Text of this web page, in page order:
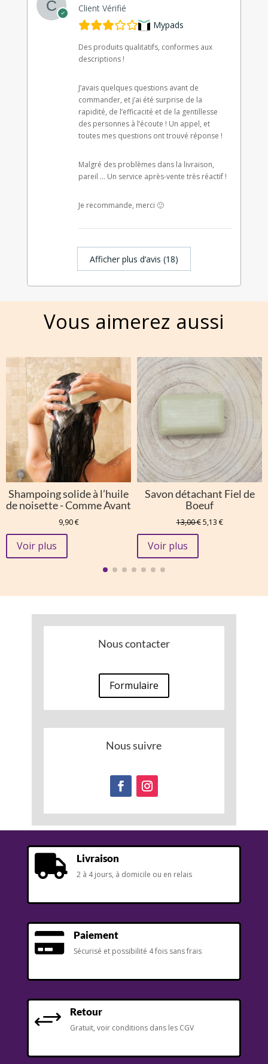
Client Vérifié
Mypads
Des produits qualitatifs, conformes aux
descriptions !
J’avais quelques questions avant de
commander, et j’ai été surprise de la
rapidité, de l’efficacité et de la gentillesse
des personnes à l’écoute ! Un appel, et
toutes mes questions ont trouvé réponse !
Malgré des problèmes dans la livraison,
pareil … Un service après-vente très réactif !
Je recommande, merci 🙂
Afficher plus d‘avis (18)
Vous aimerez aussi
Shampoing solide à l’huile
de noisette - Comme Avant
9,90€
Voir plus
Savon détachant Fiel de
Boeuf
13,00€ Le
5,13 €Le
Voir plus
Nous contacter
Formulaire
Nous suivre
 Livraison
2 à 4 jours, à domicile ou en relais
 Paiement
Sécurisé et possibilité 4 fois sans frais
+ Retour
Gratuit, voir conditions dans les CGV